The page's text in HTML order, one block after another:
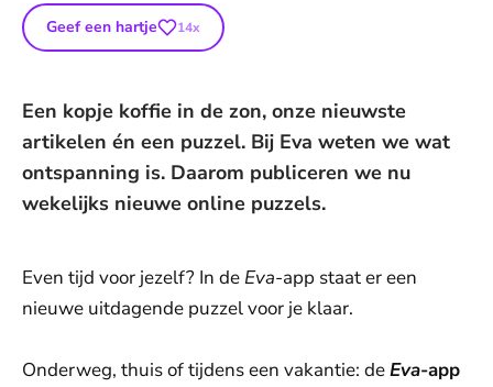
Geef een hartje 14x
Een kopje koffie in de zon, onze nieuwste
artikelen én een puzzel. Bij Eva weten we wat
ontspanning is. Daarom publiceren we nu
wekelijks nieuwe online puzzels.
Even tijd voor jezelf? In de Eva-app staat er een
nieuwe uitdagende puzzel voor je klaar.
Onderweg, thuis of tijdens een vakantie: deEva-app